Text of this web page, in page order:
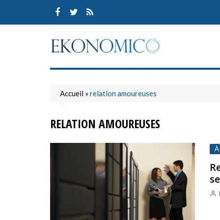
content
Accueil » relation amoureuses
RELATION AMOUREUSES
À